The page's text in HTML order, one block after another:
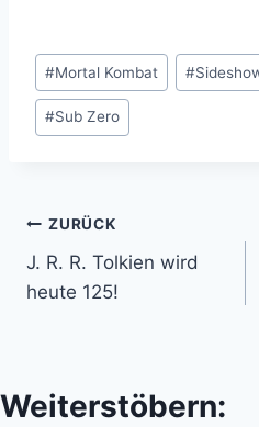
Schlagworte:
#Mortal Kombat #
#Sub Zero
ZURÜCK
J. R. R. Tolkien wird
heute 125!
Weiterstöbern: